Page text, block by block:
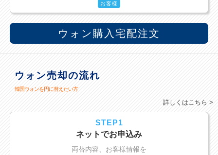
お客様
ウォン購入宅配注文
ウォン売却の流れ
韓国ウォンを円に替えたい方
詳しくはこちら >
STEP1
ネットでお申込み
両替内容、お客様情報を